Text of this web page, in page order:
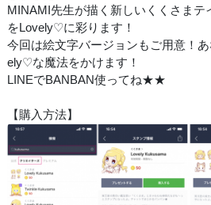
MINAMI先生が描く新しいくくさまテ
をLovely♡に彩ります！
今回は絵文字バージョンもご用意！
ely♡な魔法をかけます！
LINEでBANBAN使ってね★★
【購入方法】